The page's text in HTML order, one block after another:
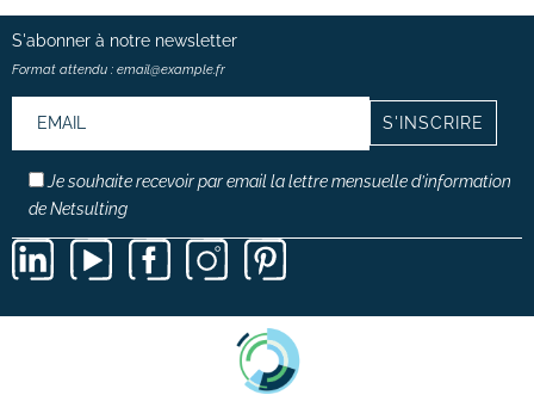
S'abonner à notre newsletter
Format attendu : email@example.fr
Je souhaite recevoir par email la lettre mensuelle d’information
de Netsulting